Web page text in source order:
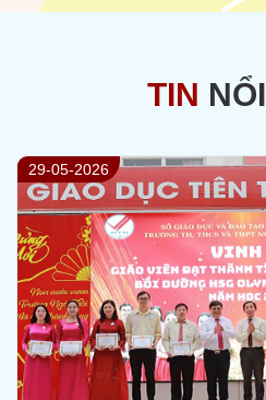
TIN NỔI
23-05-2026